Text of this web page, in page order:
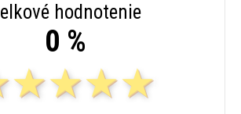
hodnotenie
0 %